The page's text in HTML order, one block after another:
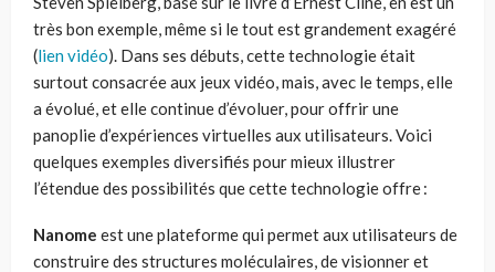
très bon exemple, même si le tout est grandement exagéré
(lien vidéo). Dans ses débuts, cette technologie était
surtout consacrée aux jeux vidéo, mais, avec le temps, elle
a évolué, et elle continue d’évoluer, pour offrir une
panoplie d’expériences virtuelles aux utilisateurs. Voici
quelques exemples diversifiés pour mieux illustrer
l’étendue des possibilités que cette technologie offre :
Nanome est une plateforme qui permet aux utilisateurs de
construire des structures moléculaires, de visionner et